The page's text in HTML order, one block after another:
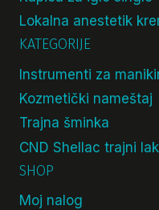
Lokalna anestetik
KATEGORIJE
Instrumenti za
Kozmetički nameštaj
Trajna šminka
CND Shellac trajni
SHOP
Moj nalog